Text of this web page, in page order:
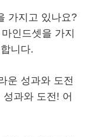
가지고 있나요?
인드셋을 가지
니다.
운 성과와 도전
과와 도전! 어